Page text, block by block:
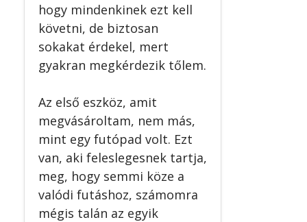
hogy mindenkinek ezt kell
követni, de biztosan
sokakat érdekel, mert
gyakran megkérdezik tőlem.
Az első eszköz, amit
megvásároltam, nem más,
mint egy futópad volt. Ezt
van, aki feleslegesnek tartja,
meg, hogy semmi köze a
valódi futáshoz, számomra
mégis talán az egyik